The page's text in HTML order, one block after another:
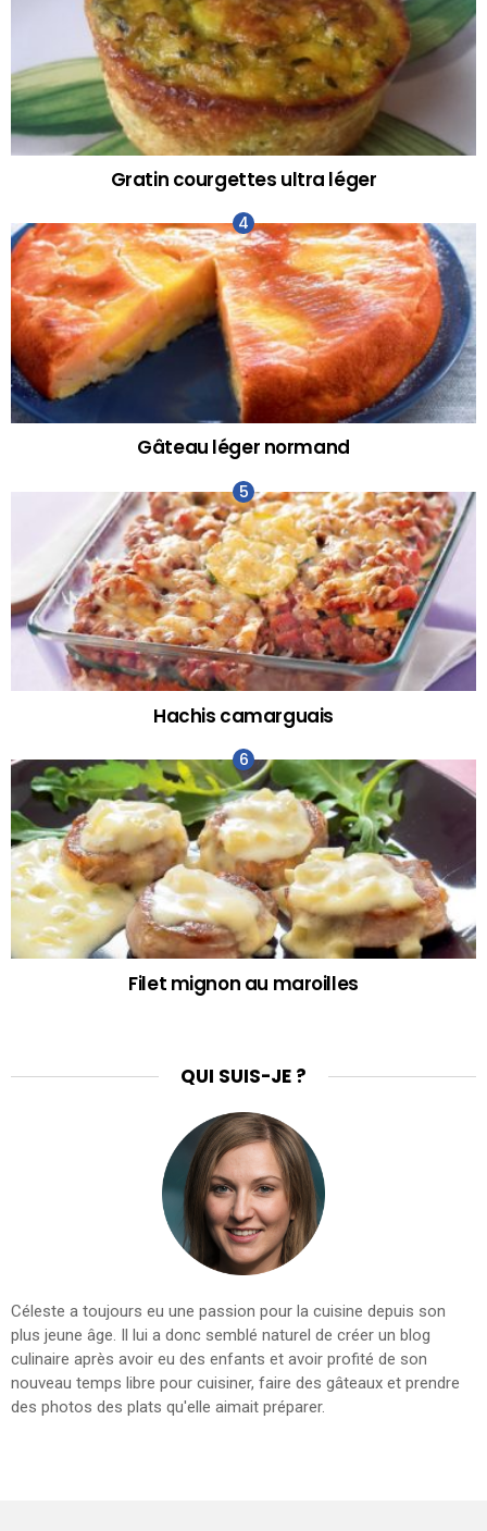
Gratin courgettes ultra léger
Gâteau léger normand
Hachis camarguais
Filet mignon au maroilles
QUI SUIS-JE ?
Céleste a toujours eu une passion pour la cuisine depuis son
plus jeune âge. Il lui a donc semblé naturel de créer un blog
culinaire après avoir eu des enfants et avoir profité de son
nouveau temps libre pour cuisiner, faire des gâteaux et prendre
des photos des plats qu'elle aimait préparer.